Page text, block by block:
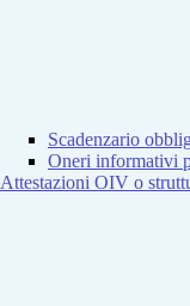
Scadenzario
Oneri informativi
Attestazioni OIV o